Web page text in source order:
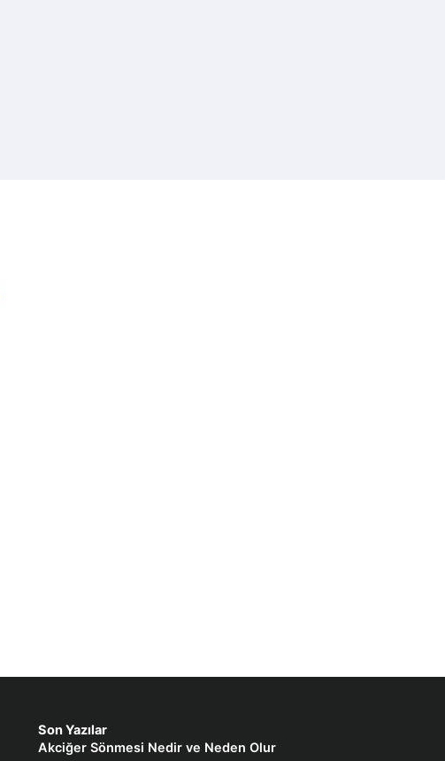
Son Yazılar
Akciğer Sönmesi Nedir ve Neden Olur